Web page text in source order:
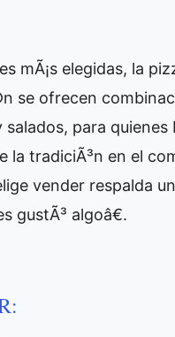
mÃ¡s elegidas, la
se ofrecen
para
la tradiciÃ³n en el
vender respalda
gustÃ³ algoâ€.